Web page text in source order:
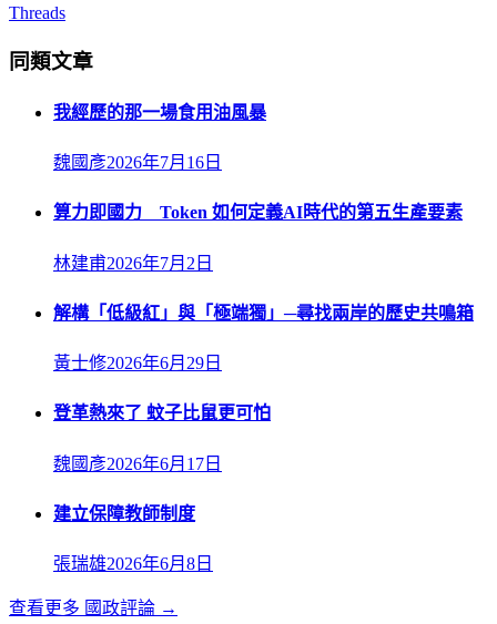
Threads
同類文章
我經歷的那一場食用油風暴
魏國彥2026年7月16日
算力即國力 Token 如何定義AI時代的第五生產要素
林建甫2026年7月2日
解構「低級紅」與「極端獨」─尋找兩岸的歷史共鳴箱
黃士修2026年6月29日
登革熱來了 蚊子比鼠更可怕
魏國彥2026年6月17日
建立保障教師制度
張瑞雄2026年6月8日
查看更多 國政評論 →